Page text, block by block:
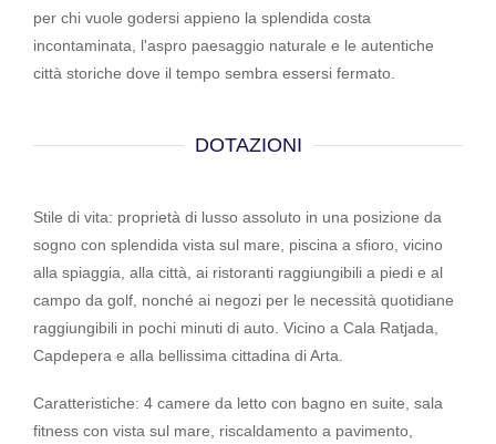
per chi vuole godersi appieno la splendida costa
incontaminata, l'aspro paesaggio naturale e le autentiche
città storiche dove il tempo sembra essersi fermato.
DOTAZIONI
Stile di vita: proprietà di lusso assoluto in una posizione da
sogno con splendida vista sul mare, piscina a sfioro, vicino
alla spiaggia, alla città, ai ristoranti raggiungibili a piedi e al
campo da golf, nonché ai negozi per le necessità quotidiane
raggiungibili in pochi minuti di auto. Vicino a Cala Ratjada,
Capdepera e alla bellissima cittadina di Arta.
Caratteristiche: 4 camere da letto con bagno en suite, sala
fitness con vista sul mare, riscaldamento a pavimento,